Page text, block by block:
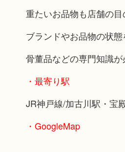
重たいお品物も店舗の
ブランドやお品物の状
骨董品などの専門知識
・最寄り駅
JR神戸線/加古川駅・宝
・GoogleMap